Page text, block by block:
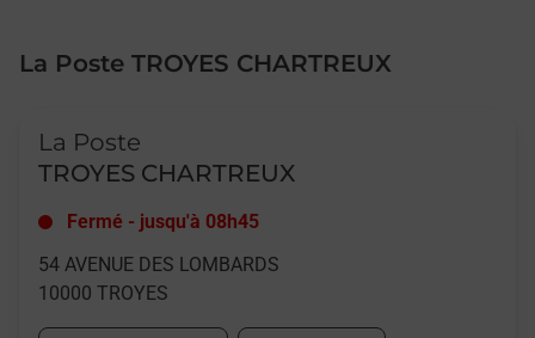
La Poste TROYES CHARTREUX
La Poste
TROYES CHARTREUX
Fermé - jusqu'à 08h45
54 AVENUE DES LOMBARDS
10000 TROYES